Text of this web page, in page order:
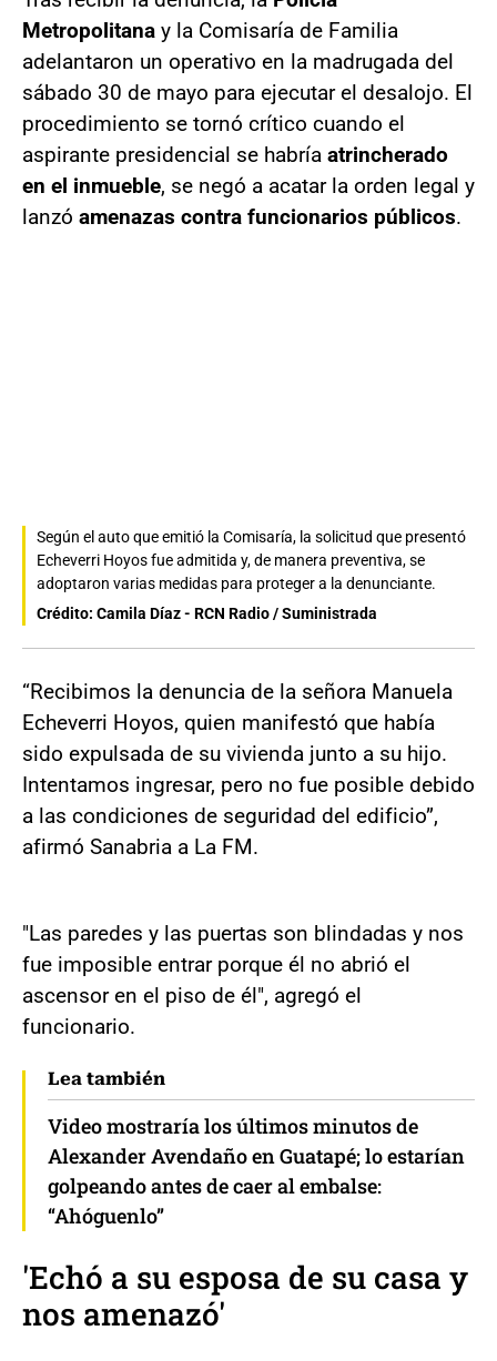
Metropolitana y la Comisaría de Familia
adelantaron un operativo en la madrugada del
sábado 30 de mayo para ejecutar el desalojo. El
procedimiento se tornó crítico cuando el
aspirante presidencial se habría atrincherado
en el inmueble, se negó a acatar la orden legal y
lanzó amenazas contra funcionarios públicos.
Según el auto que emitió la Comisaría, la solicitud que presentó
Echeverri Hoyos fue admitida y, de manera preventiva, se
adoptaron varias medidas para proteger a la denunciante.
Crédito: Camila Díaz - RCN Radio / Suministrada
“Recibimos la denuncia de la señora Manuela
Echeverri Hoyos, quien manifestó que había
sido expulsada de su vivienda junto a su hijo.
Intentamos ingresar, pero no fue posible debido
a las condiciones de seguridad del edificio”,
afirmó Sanabria a La FM.
"Las paredes y las puertas son blindadas y nos
fue imposible entrar porque él no abrió el
ascensor en el piso de él", agregó el
funcionario.
Lea también
Video mostraría los últimos minutos de
Alexander Avendaño en Guatapé; lo estarían
golpeando antes de caer al embalse:
“Ahóguenlo”
'Echó a su esposa de su casa y
nos amenazó'